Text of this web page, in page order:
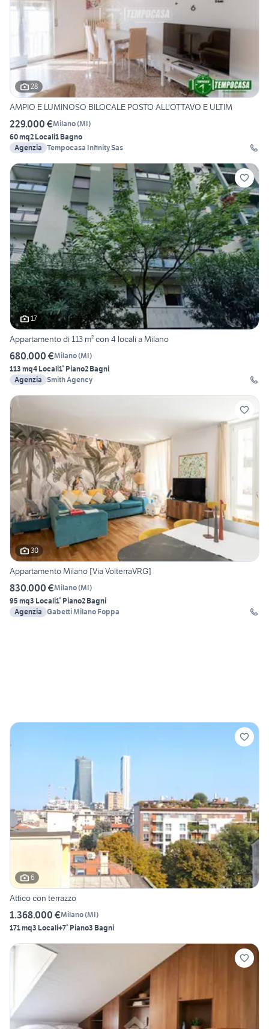
28
AMPIO E LUMINOSO BILOCALE POSTO ALL'OTTAVO E ULTIM
229.000 €Milano(MI)
60 mq2 Locali1 Bagno
Agenzia Tempocasa Infinity Sas
17
Appartamento di 113 m² con 4 locali a Milano
680.000 €Milano(MI)
113 mq4 Locali1° Piano2 Bagni
Agenzia Smith Agency
30
Appartamento Milano [Via VolterraVRG]
830.000 €Milano(MI)
95 mq3 Locali1° Piano2 Bagni
Agenzia Gabetti Milano Foppa
6
Attico con terrazzo
1.368.000 €Milano(MI)
171 mq3 Locali+7° Piano3 Bagni